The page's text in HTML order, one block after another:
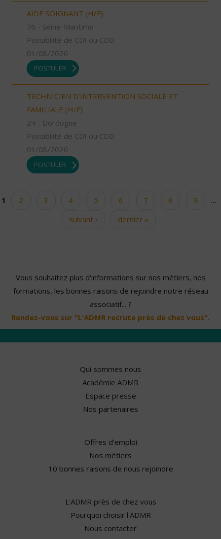
AIDE SOIGNANT (H/F)
76 - Seine-Maritime
Possibilité de CDI ou CDD
01/08/2026
POSTULER
TECHNICIEN D’INTERVENTION SOCIALE ET
FAMILIALE (H/F)
24 - Dordogne
Possibilité de CDI ou CDD
01/08/2026
POSTULER
Pages
1 2 3 4 5 6 7 8 9
…
suivant ›
dernier »
Vous souhaitez plus d'informations sur nos métiers, nos
formations, les bonnes raisons de rejoindre notre réseau
associatif... ?
Rendez-vous sur "L'ADMR recrute près de chez vous".
Qui sommes nous
Académie ADMR
Espace presse
Nos partenaires
Offres d'emploi
Nos métiers
10 bonnes raisons de nous rejoindre
L'ADMR près de chez vous
Pourquoi choisir l'ADMR
Nous contacter